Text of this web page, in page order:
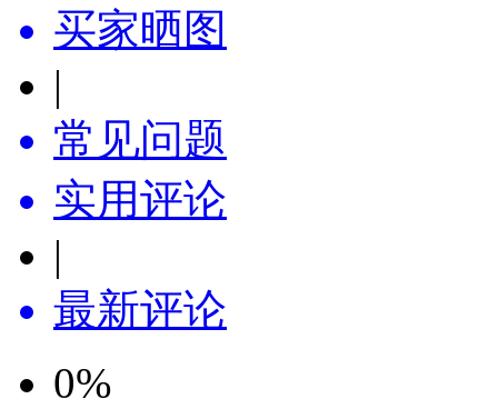
买家晒图
|
常见问题
实用评论
|
最新评论
0%